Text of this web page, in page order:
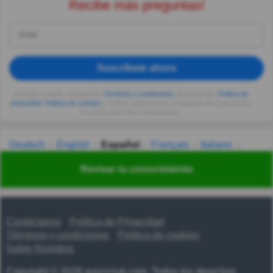
Revisar tu conocimiento
Recibe más preguntas!
Suscríbete ahora
privacidad
Deutsch English Español Français
Italiano
Українська हिन्दी 한국어 汉语
Contáctanos
Política de Privacidad
Términos y condiciones